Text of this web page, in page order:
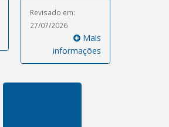
Revisado em:
27/07/2026
Mais
informações